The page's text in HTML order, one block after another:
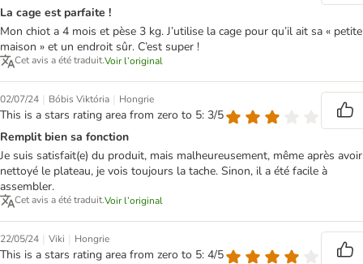
La cage est parfaite !
Mon chiot a 4 mois et pèse 3 kg. J’utilise la cage pour qu’il ait sa « petite
maison » et un endroit sûr. C’est super !
Cet avis a été traduit.Voir l’original
02/07/24 | Bóbis Viktória | Hongrie
This is a stars rating area from zero to 5: 3/5
Remplit bien sa fonction
Je suis satisfait(e) du produit, mais malheureusement, même après avoir
nettoyé le plateau, je vois toujours la tache. Sinon, il a été facile à
assembler.
Cet avis a été traduit.Voir l’original
22/05/24 | Viki | Hongrie
This is a stars rating area from zero to 5: 4/5